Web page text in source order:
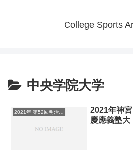
College Sports
中央学院大学
2021年 第52回明治神宮野球大会
2021年神
慶應義塾大